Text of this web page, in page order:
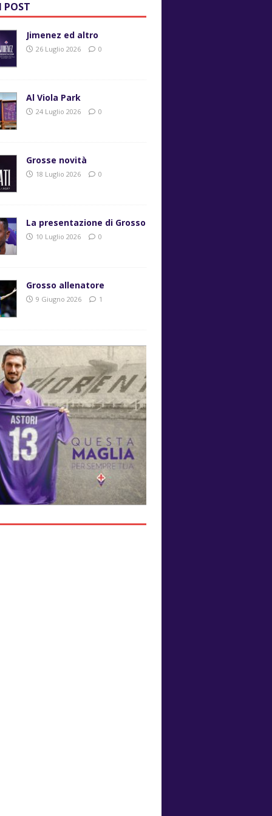
POST
Jimenez ed altro
26 Luglio 2026 0
Al Viola Park
24 Luglio 2026 0
Grosse novità
18 Luglio 2026 0
La presentazione di Grosso
10 Luglio 2026 0
Grosso allenatore
9 Giugno 2026 1